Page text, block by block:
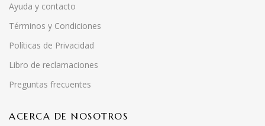
Ayuda y contacto
Términos y Condiciones
Políticas de Privacidad
Libro de reclamaciones
Preguntas frecuentes
ACERCA DE NOSOTROS